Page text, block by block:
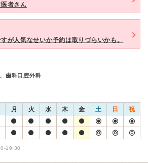
者さん
が人気なせいか予約は取りづらいかも。
歯科口腔外科
月 火 水 木 金 土 日 祝
19:30